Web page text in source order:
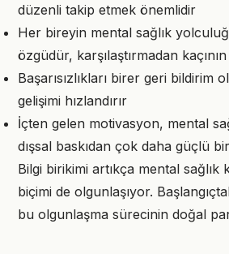
düzenli takip etmek önemlidir
Her bireyin mental sağlık
özgüdür, karşılaştırmadan kaçının
Başarısızlıkları birer geri bildirim
gelişimi hızlandırır
İçten gelen motivasyon, mental
dışsal baskıdan çok daha güçlü
Bilgi birikimi artıkça mental sağlık
biçimi de olgunlaşıyor.
bu olgunlaşma sürecinin doğal